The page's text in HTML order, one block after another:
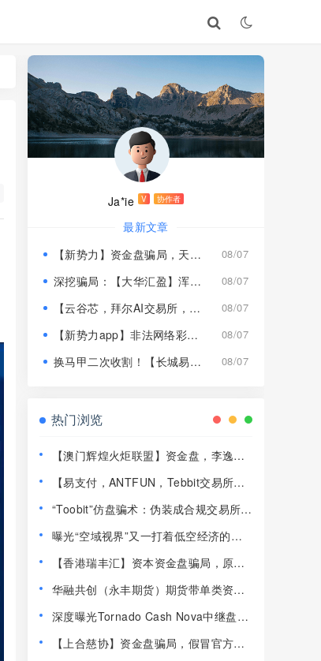
Ja*ie V 协作者
最新文章
【新势力】资金盘骗局，天宫国际和平娱乐的狗推换个马甲又来割韭菜！
08/07
深挖骗局：【大华汇盈】浑身造假，冒用演员充当总监，啼笑皆非！ 08/07
【云谷芯，拜尔AI交易所，塔吉跨境电商】这3个项目都是骗局，近期跑路跟即将崩盘收割，赶紧远离！ 08/07
【新势力app】非法网络彩票骗局，“天宫国际”和“和平娱乐”骗子搞的杀猪盘，远离！ 08/07
换马甲二次收割！【长城易趣】平移【康盛科技】又是致命骗局！ 08/07
热门浏览
【澳门辉煌火炬联盟】资金盘，李逸川
路！
【易支付，ANTFUN，Tebbit交易所】
远离！
“Toobit”仿盘骗术：伪装成合规交易所，
骗局！
曝光“空域视界”又一打着低空经济的传
【香港瑞丰汇】资本资金盘骗局，原拓
华融共创（永丰期货）期货带单类资金
人，速度撤离！
深度曝光Tornado Cash Nova中继盘：
局！！！
【上合慈协】资金盘骗局，假冒官方上